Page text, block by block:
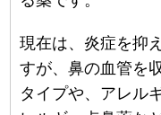
現在は、炎症を抑
すが、鼻の血管を
タイプや、アレル